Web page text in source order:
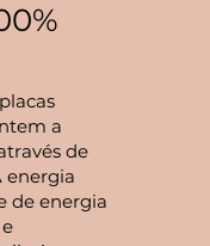
a
de
energia
de energia